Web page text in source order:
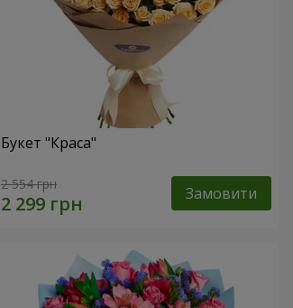
Букет "Краса"
2 554 грн Замовити